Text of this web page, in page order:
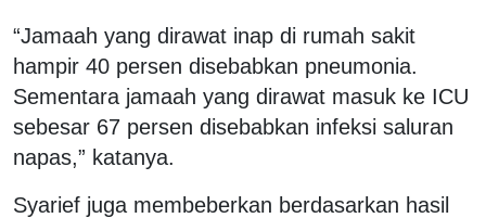
“Jamaah yang dirawat inap di rumah sakit
hampir 40 persen disebabkan pneumonia.
Sementara jamaah yang dirawat masuk ke ICU
sebesar 67 persen disebabkan infeksi saluran
napas,” katanya.
Syarief juga membeberkan berdasarkan hasil